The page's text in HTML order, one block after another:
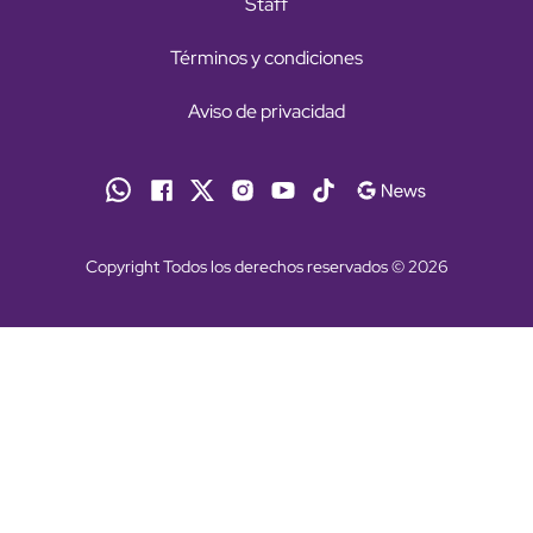
Términos y condiciones
Aviso de privacidad
Copyright Todos los derechos reservados © 2026